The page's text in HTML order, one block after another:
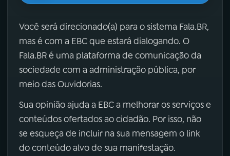
Você será direcionado(a) para o sistema Fala.BR,
mas é com a EBC que estará dialogando. O
Fala.BR é uma plataforma de comunicação da
sociedade com a administração pública, por
meio das Ouvidorias.
Sua opinião ajuda a EBC a melhorar os serviços e
conteúdos ofertados ao cidadão. Por isso, não
se esqueça de incluir na sua mensagem o link
do conteúdo alvo de sua manifestação.